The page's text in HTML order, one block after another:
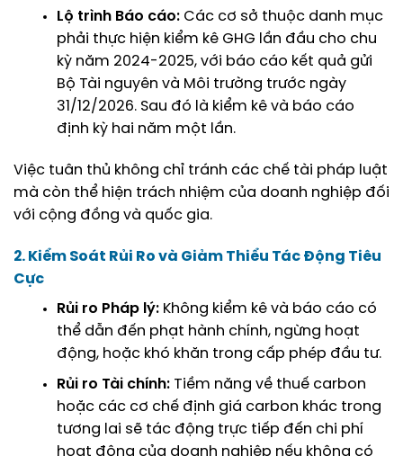
Lộ trình Báo cáo: Các cơ sở thuộc danh mục
phải thực hiện kiểm kê GHG lần đầu cho chu
kỳ năm 2024-2025, với báo cáo kết quả gửi
Bộ Tài nguyên và Môi trường trước ngày
31/12/2026. Sau đó là kiểm kê và báo cáo
định kỳ hai năm một lần.
Việc tuân thủ không chỉ tránh các chế tài pháp luật
mà còn thể hiện trách nhiệm của doanh nghiệp đối
với cộng đồng và quốc gia.
2. Kiểm Soát Rủi Ro và Giảm Thiểu Tác Động Tiêu
Cực
Rủi ro Pháp lý: Không kiểm kê và báo cáo có
thể dẫn đến phạt hành chính, ngừng hoạt
động, hoặc khó khăn trong cấp phép đầu tư.
Rủi ro Tài chính: Tiềm năng về thuế carbon
hoặc các cơ chế định giá carbon khác trong
tương lai sẽ tác động trực tiếp đến chi phí
hoạt động của doanh nghiệp nếu không có